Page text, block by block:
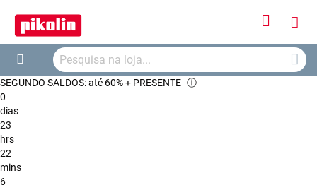
Iniciar
Meu
Search
SEGUNDO SALDOS: até 60% + PRESENTE ⓘ
0
dias
23
hrs
22
mins
6